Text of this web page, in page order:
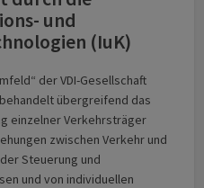
und
(IuK)
der VDI-Gesellschaft
übergreifend das
einzelner Verkehrsträger
zwischen Verkehr und
Steuerung und
und von individuellen